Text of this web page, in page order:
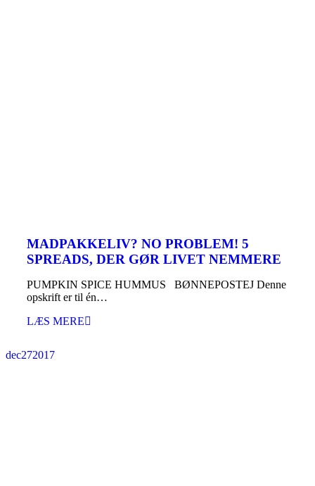
MADPAKKELIV? NO PROBLEM! 5
SPREADS, DER GØR LIVET NEMMERE
PUMPKIN SPICE HUMMUS BØNNEPOSTEJ Denne
opskrift er til én…
LÆS MERE
dec272017